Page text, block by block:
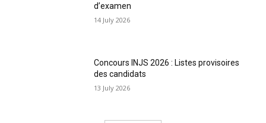
d’examen
14 July 2026
Concours INJS 2026 : Listes provisoires
des candidats
13 July 2026